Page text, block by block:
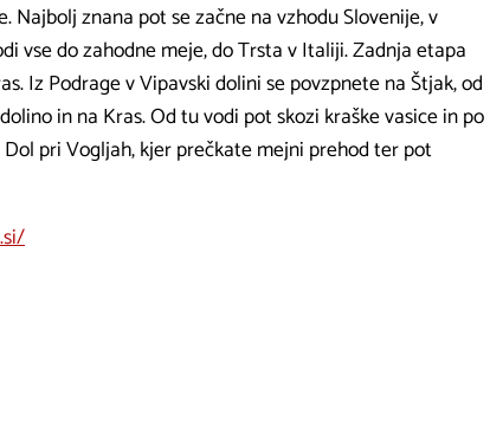
Najbolj znana pot se začne na vzhodu Slovenije, v
vse do zahodne meje, do Trsta v Italiji. Zadnja etapa
Iz Podrage v Vipavski dolini se povzpnete na Štjak, od
in na Kras. Od tu vodi pot skozi kraške vasice in po
pri Vogljah, kjer prečkate mejni prehod ter pot